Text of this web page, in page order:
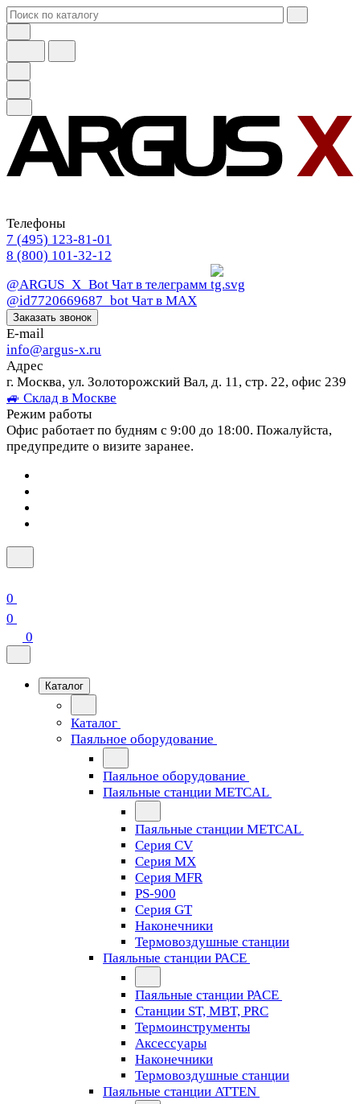
Телефоны
7 (495) 123-81-01
8 (800) 101-32-12
@ARGUS_X_Bot Чат в телеграмм
@id7720669687_bot Чат в МАХ
Заказать звонок
E-mail
info@argus-x.ru
Адрес
г. Москва, ул. Золоторожский Вал, д. 11, стр. 22, офис 239
🚙 Склад в Москве
Режим работы
Офис работает по будням с 9:00 до 18:00. Пожалуйста,
предупредите о визите заранее.
0
0
0
Каталог
Каталог
Паяльное оборудование
Паяльное оборудование
Паяльные станции METCAL
Паяльные станции METCAL
Серия CV
Серия MX
Серия MFR
PS-900
Серия GT
Наконечники
Термовоздушные станции
Паяльные станции PACE
Паяльные станции PACE
Станции ST, MBT, PRC
Термоинструменты
Аксессуары
Наконечники
Термовоздушные станции
Паяльные станции ATTEN